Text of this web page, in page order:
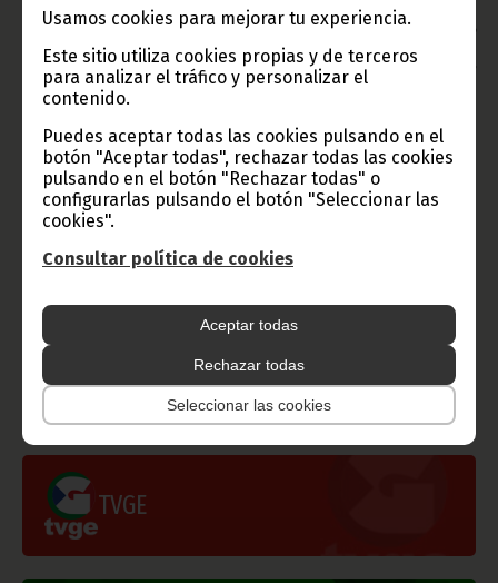
Usamos cookies para mejorar tu experiencia.
Este sitio utiliza cookies propias y de terceros
para analizar el tráfico y personalizar el
contenido.
Puedes aceptar todas las cookies pulsando en el
botón "Aceptar todas", rechazar todas las cookies
pulsando en el botón "Rechazar todas" o
configurarlas pulsando el botón "Seleccionar las
cookies".
Consultar política de cookies
Aceptar todas
Rechazar todas
Seleccionar las cookies
de la República, S. E. Obiang Nguema Mbasogo, dijo en una
ocasión: “más vale un pueblo culto que un pueblo rico”. Por lo
tanto, mi deseo es hacer todo lo posible para alcanzar la meta
buscada en este aspecto, que consiste en que haya educación
para todos.
Oficina de Información y Prensa de Guinea Ecuatorial (D. G.
Base Internet)
Gobierno e Instituciones
Información de Guinea Ecuatorial
TVGE